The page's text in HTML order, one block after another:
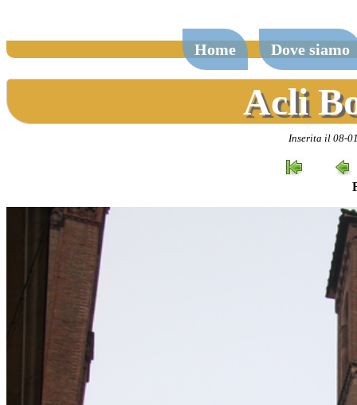
Home Dove siamo
Acli
Inserita il 08-